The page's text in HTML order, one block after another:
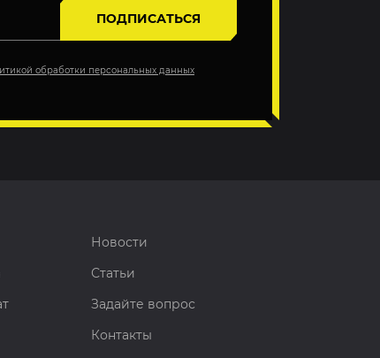
ПОДПИСАТЬСЯ
обработки персональных данных
Новости
Статьи
Задайте вопрос
Контакты